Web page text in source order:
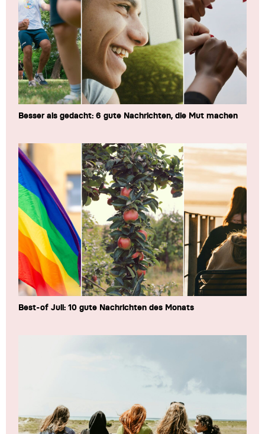
Besser als gedacht: 6 gute Nachrichten, die Mut machen
Best-of Juli: 10 gute Nachrichten des Monats